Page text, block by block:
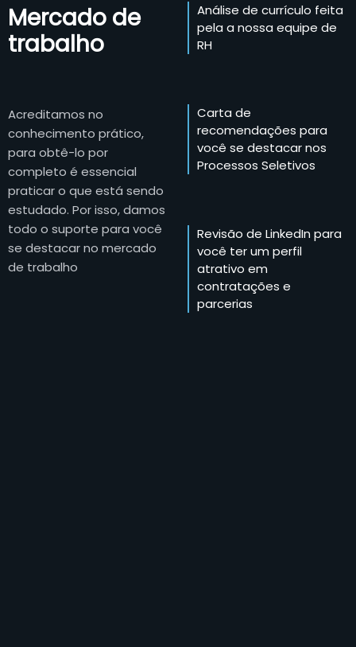
Mercado de
trabalho
Acreditamos no
conhecimento prático,
para obtê-lo por
completo é essencial
praticar o que está sendo
estudado. Por isso, damos
todo o suporte para você
se destacar no mercado
de trabalho
Análise de currículo feita
pela a nossa equipe de
RH
Carta de
recomendações para
você se destacar nos
Processos Seletivos
Revisão de LinkedIn para
você ter um perfil
atrativo em
contratações e
parcerias